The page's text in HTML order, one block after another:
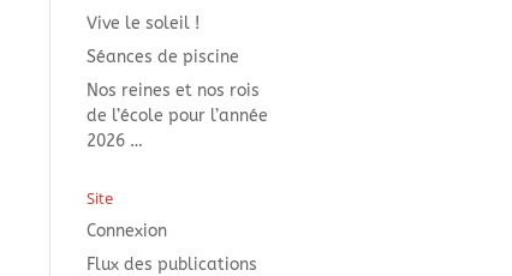
Vive le soleil !
Séances de piscine
Nos reines et nos rois
de l’école pour l’année
2026 …
Site
Connexion
Flux des publications